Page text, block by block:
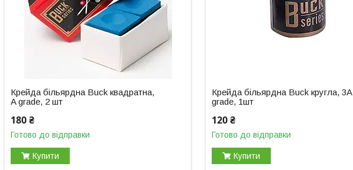
Крейда більярдна Buck квадратна,
A grade, 2 шт
180 ₴
Готово до відправки
Купити
Крейда більярдна Buck кругла, 3A
grade, 1шт
120 ₴
Готово до відправки
Купити